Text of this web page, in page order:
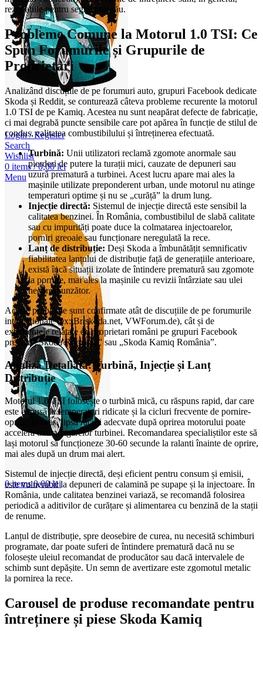
Login / Register
Search
Wishlist
0 items / 0,00lei
Menu
0items 0,00lei
rezonabile pentru segmentul său.
Probleme Comune la Motorul 1.0 TSI: Ce
Spun Forumurile și Grupurile de
Proprietari
Analizând discuțiile de pe forumuri auto, grupuri Facebook dedicate
Skoda și Reddit, se conturează câteva probleme recurente la motorul
1.0 TSI de pe Kamiq. Acestea nu sunt neapărat defecte de fabricație,
ci mai degrabă puncte sensibile care pot apărea în funcție de stilul de
condus, calitatea combustibilului și întreținerea efectuată.
Turbină: Unii utilizatori reclamă zgomote anormale sau
pierderi de putere la turații mici, cauzate de depuneri sau
uzură prematură a turbinei. Acest lucru apare mai ales la
mașinile utilizate preponderent urban, unde motorul nu atinge
temperaturi optime și nu se „curăță” la drum lung.
Injecție directă: Sistemul de injecție directă este sensibil la
calitatea benzinei. În România, combustibilul de slabă calitate
sau cu impurități poate duce la colmatarea injectoarelor,
porniri greoaie sau funcționare neregulată la rece.
Lanț de distribuție: Deși Skoda a îmbunătățit semnificativ
fiabilitatea lanțului de distribuție față de generațiile anterioare,
există încă situații izolate de întindere prematură sau zgomote
la pornire, mai ales la mașinile cu revizii întârziate sau ulei
necorespunzător.
Aceste probleme sunt confirmate atât de discuțiile de pe forumurile
internaționale (ex: Briskoda.net, VWForum.de), cât și de
experiențele relatate de proprietari români pe grupuri Facebook
precum „Skoda România” sau „Skoda Kamiq România”.
Analiză Detaliată: Turbină, Injecție și Lanț
Distribuție
Motorul 1.0 TSI folosește o turbină mică, cu răspuns rapid, dar care
este expusă la temperaturi ridicate și la cicluri frecvente de pornire-
oprire. În oraș, lipsa răcirii adecvate după oprirea motorului poate
accelera uzura lagărelor turbinei. Recomandarea specialiștilor este să
lași motorul să funcționeze 30-60 secunde la ralanti înainte de oprire,
mai ales după un drum mai alert.
Sistemul de injecție directă, deși eficient pentru consum și emisii,
este vulnerabil la depuneri de calamină pe supape și la injectoare. În
România, unde calitatea benzinei variază, se recomandă folosirea
periodică a aditivilor de curățare și alimentarea cu benzină de la stații
de renume.
Lanțul de distribuție, spre deosebire de curea, nu necesită schimburi
programate, dar poate suferi de întindere prematură dacă nu se
folosește uleiul recomandat de producător sau dacă intervalele de
schimb sunt depășite. Un semn de avertizare este zgomotul metalic
la pornirea la rece.
Carousel de produse recomandate pentru
întreținere și piese Skoda Kamiq